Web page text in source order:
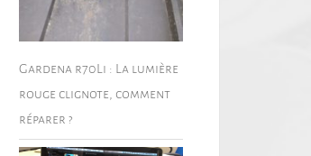
Gardena r70Li : La lumière
rouge clignote, comment
réparer ?